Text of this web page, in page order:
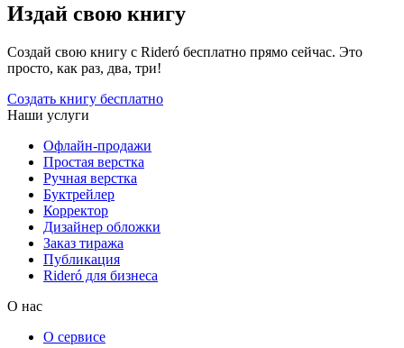
Издай свою книгу
Создай свою книгу с Rideró бесплатно прямо сейчас. Это
просто, как раз, два, три!
Создать книгу бесплатно
Наши услуги
Офлайн-продажи
Простая верстка
Ручная верстка
Буктрейлер
Корректор
Дизайнер обложки
Заказ тиража
Публикация
Rideró для бизнеса
О нас
О сервисе